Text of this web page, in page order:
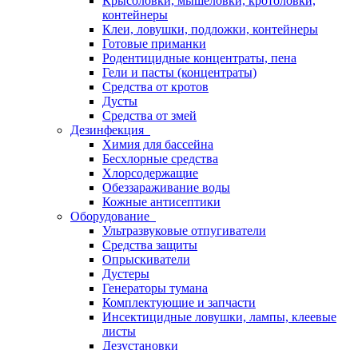
контейнеры
Клеи, ловушки, подложки, контейнеры
Готовые приманки
Родентицидные концентраты, пена
Гели и пасты (концентраты)
Средства от кротов
Дусты
Средства от змей
Дезинфекция
Химия для бассейна
Бесхлорные средства
Хлорсодержащие
Обеззараживание воды
Кожные антисептики
Оборудование
Ультразвуковые отпугиватели
Средства защиты
Опрыскиватели
Дустеры
Генераторы тумана
Комплектующие и запчасти
Инсектицидные ловушки, лампы, клеевые
листы
Дезустановки